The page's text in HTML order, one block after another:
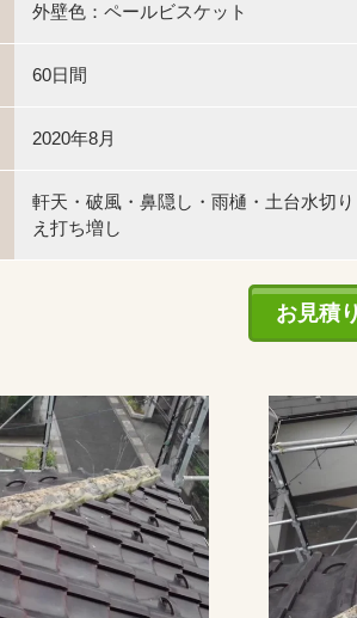
外壁色：ペールビスケット
60日間
2020年8月
軒天・破風・鼻隠し・雨樋・土台水切
え打ち増し
お見積